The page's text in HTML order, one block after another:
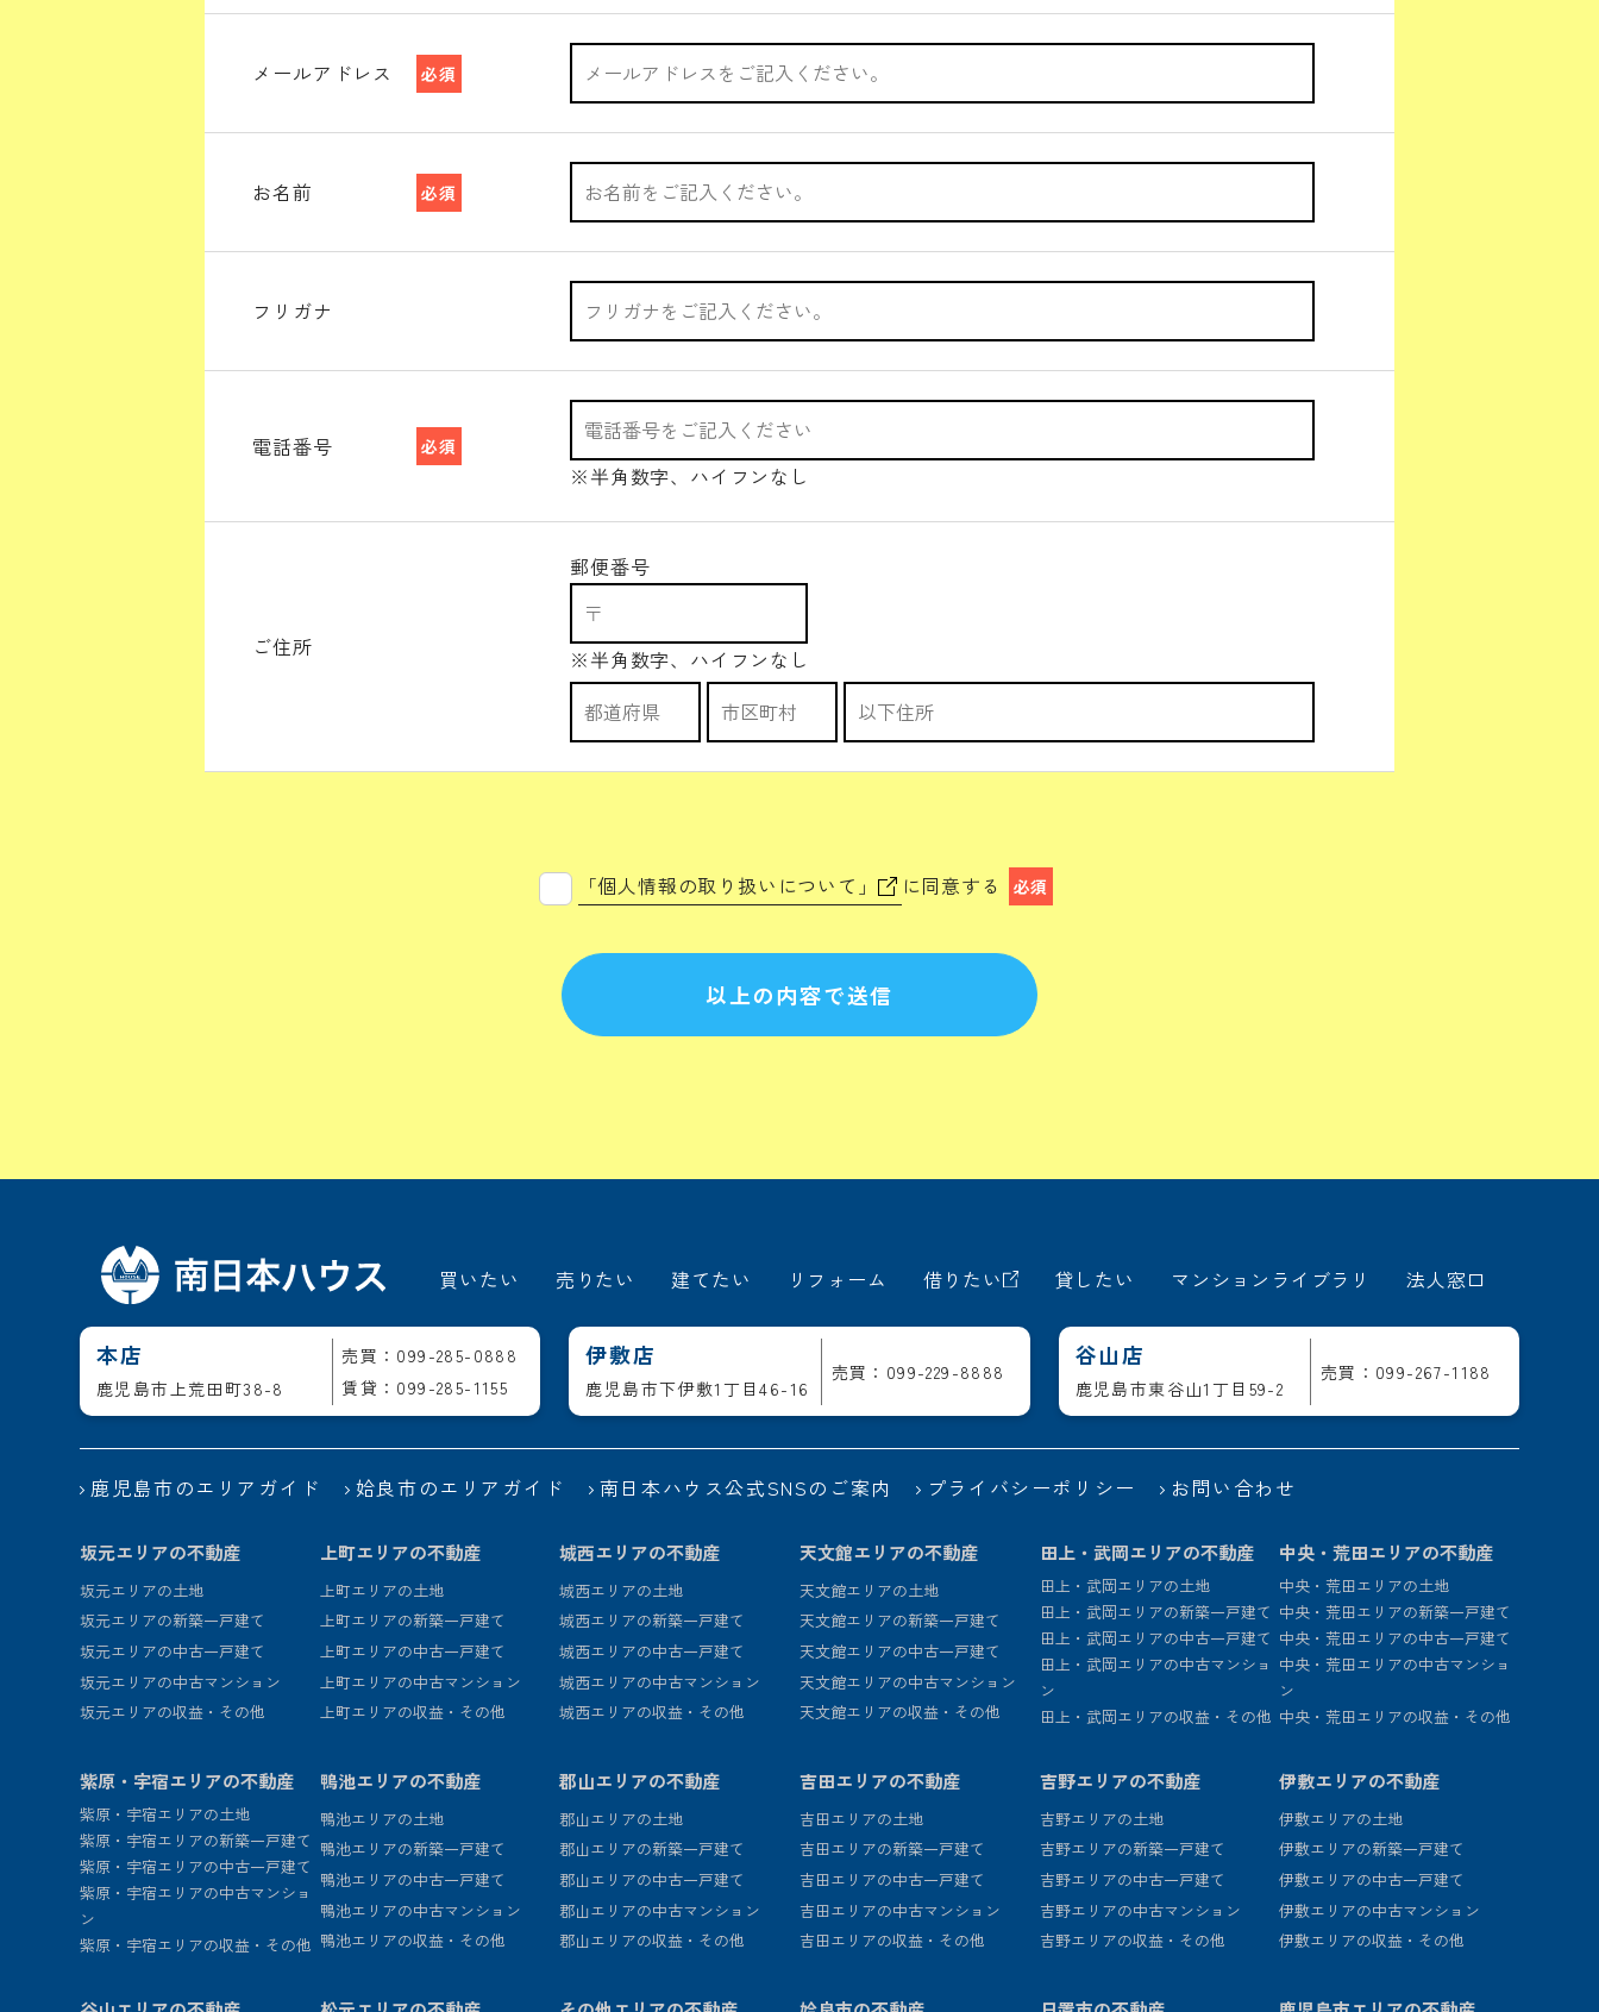
メールアドレス 必須
お名前 必須
フリガナ
電話番号 必須
※半角数字、ハイフンなし
ご住所
郵便番号
※半角数字、ハイフンなし
「個人情報の取り扱いについて」 に同意する 必須
以上の内容で送信
買いたい 売りたい 建てたい リフォーム 借りたい 貸したい マンションライブラリ 法人窓口
本店
鹿児島市上荒田町38-8
売買：099-285-0888
賃貸：099-285-1155
伊敷店
鹿児島市下伊敷1丁目46-16
売買：099-229-8888
谷山店
鹿児島市東谷山1丁目59-2
売買：099-267-1188
鹿児島市のエリアガイド 姶良市のエリアガイド 南日本ハウス公式SNSのご案内 プライバシーポリシー お問い合わせ
坂元エリアの不動産
坂元エリアの土地
坂元エリアの新築一戸建て
坂元エリアの中古一戸建て
坂元エリアの中古マンション
坂元エリアの収益・その他
上町エリアの不動産
上町エリアの土地
上町エリアの新築一戸建て
上町エリアの中古一戸建て
上町エリアの中古マンション
上町エリアの収益・その他
城西エリアの不動産
城西エリアの土地
城西エリアの新築一戸建て
城西エリアの中古一戸建て
城西エリアの中古マンション
城西エリアの収益・その他
天文館エリアの不動産
天文館エリアの土地
天文館エリアの新築一戸建て
天文館エリアの中古一戸建て
天文館エリアの中古マンション
天文館エリアの収益・その他
田上・武岡エリアの不動産
田上・武岡エリアの土地
田上・武岡エリアの新築一戸建て
田上・武岡エリアの中古一戸建て
田上・武岡エリアの中古マンショ
ン
田上・武岡エリアの収益・その他
中央・荒田エリアの不動産
中央・荒田エリアの土地
中央・荒田エリアの新築一戸建て
中央・荒田エリアの中古一戸建て
中央・荒田エリアの中古マンショ
ン
中央・荒田エリアの収益・その他
紫原・宇宿エリアの不動産
紫原・宇宿エリアの土地
紫原・宇宿エリアの新築一戸建て
紫原・宇宿エリアの中古一戸建て
紫原・宇宿エリアの中古マンショ
ン
紫原・宇宿エリアの収益・その他
鴨池エリアの不動産
鴨池エリアの土地
鴨池エリアの新築一戸建て
鴨池エリアの中古一戸建て
鴨池エリアの中古マンション
鴨池エリアの収益・その他
郡山エリアの不動産
郡山エリアの土地
郡山エリアの新築一戸建て
郡山エリアの中古一戸建て
郡山エリアの中古マンション
郡山エリアの収益・その他
吉田エリアの不動産
吉田エリアの土地
吉田エリアの新築一戸建て
吉田エリアの中古一戸建て
吉田エリアの中古マンション
吉田エリアの収益・その他
吉野エリアの不動産
吉野エリアの土地
吉野エリアの新築一戸建て
吉野エリアの中古一戸建て
吉野エリアの中古マンション
吉野エリアの収益・その他
伊敷エリアの不動産
伊敷エリアの土地
伊敷エリアの新築一戸建て
伊敷エリアの中古一戸建て
伊敷エリアの中古マンション
伊敷エリアの収益・その他